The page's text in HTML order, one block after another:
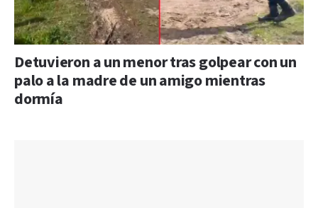
Detuvieron a un menor tras golpear con un
palo a la madre de un amigo mientras
dormía